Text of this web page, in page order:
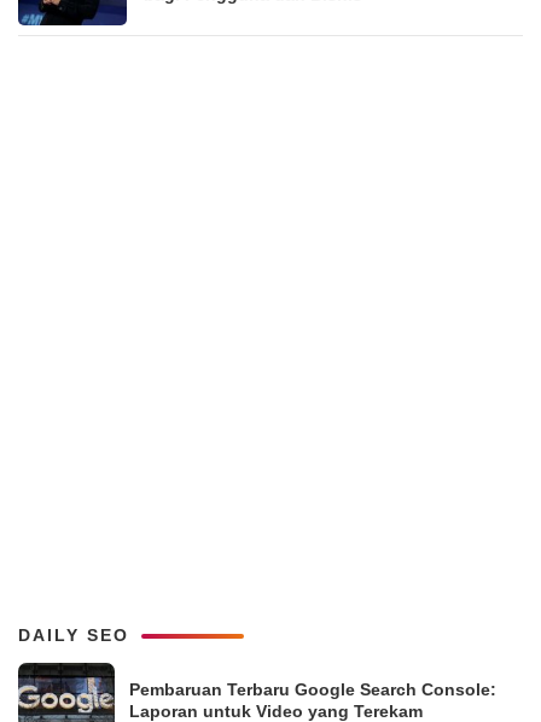
DAILY SEO
Pembaruan Terbaru Google Search Console:
Laporan untuk Video yang Terekam